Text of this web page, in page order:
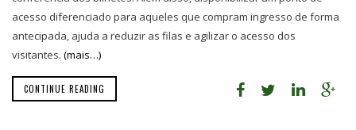
acesso diferenciado para aqueles que compram ingresso de forma
antecipada, ajuda a reduzir as filas e agilizar o acesso dos
visitantes. (mais…)
CONTINUE READING